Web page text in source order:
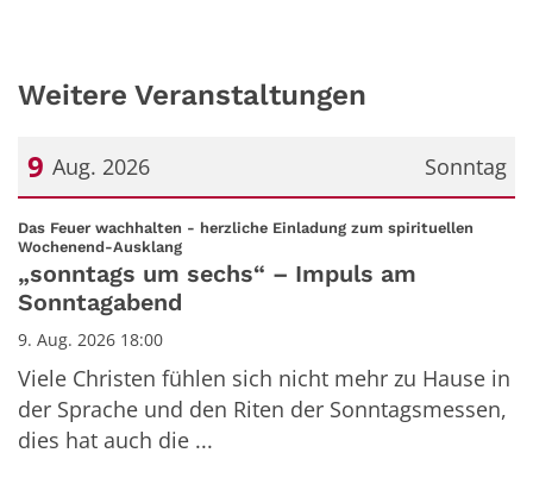
Weitere Veranstaltungen
Sonntag
9 Aug. 2026
Datum: 9. August 2026
Das Feuer wachhalten - herzliche Einladung zum spirituellen
Wochenend-Ausklang:
„sonntags um sechs“ – Impuls am
Sonntagabend
9. Aug. 2026 18:00
Viele Christen fühlen sich nicht mehr zu Hause in
der Sprache und den Riten der Sonntagsmessen,
dies hat auch die ...